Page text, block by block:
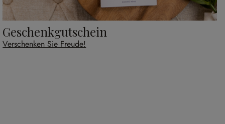
Geschenkgutschein
Verschenken Sie Freude!